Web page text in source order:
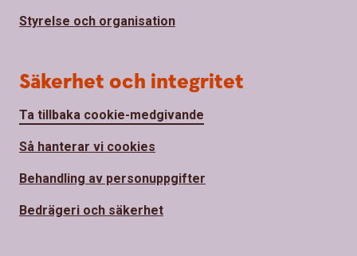
Styrelse och organisation
Säkerhet och integritet
Ta tillbaka cookie-medgivande
Så hanterar vi cookies
Behandling av personuppgifter
Bedrägeri och säkerhet